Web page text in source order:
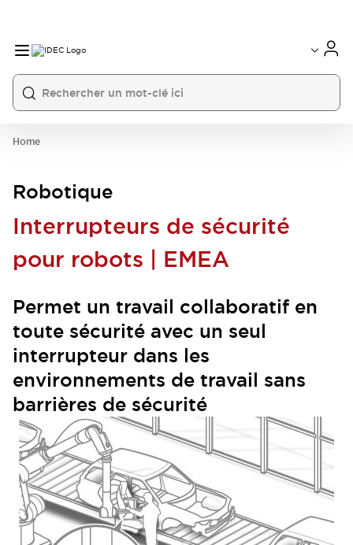
Home
Robotique
Interrupteurs de sécurité
pour robots | EMEA
Permet un travail collaboratif en
toute sécurité avec un seul
interrupteur dans les
environnements de travail sans
barrières de sécurité